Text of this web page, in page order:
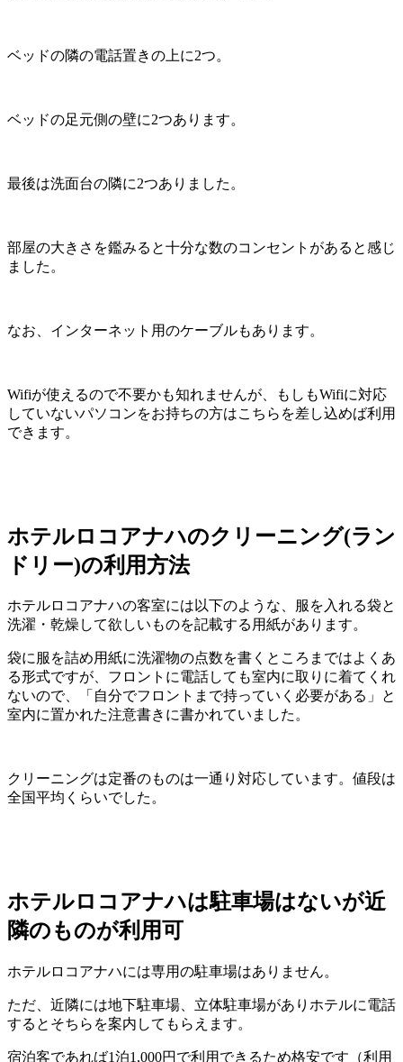
ベッドの隣の電話置きの上に2つ。
ベッドの足元側の壁に2つあります。
最後は洗面台の隣に2つありました。
部屋の大きさを鑑みると十分な数のコンセントがあると感じ
ました。
なお、インターネット用のケーブルもあります。
Wifiが使えるので不要かも知れませんが、もしもWifiに対応
していないパソコンをお持ちの方はこちらを差し込めば利用
できます。
ホテルロコアナハのクリーニング(ラン
ドリー)の利用方法
ホテルロコアナハの客室には以下のような、服を入れる袋と
洗濯・乾燥して欲しいものを記載する用紙があります。
袋に服を詰め用紙に洗濯物の点数を書くところまではよくあ
る形式ですが、フロントに電話しても室内に取りに着てくれ
ないので、「自分でフロントまで持っていく必要がある」と
室内に置かれた注意書きに書かれていました。
クリーニングは定番のものは一通り対応しています。値段は
全国平均くらいでした。
ホテルロコアナハは駐車場はないが近
隣のものが利用可
ホテルロコアナハには専用の駐車場はありません。
ただ、近隣には地下駐車場、立体駐車場がありホテルに電話
するとそちらを案内してもらえます。
宿泊客であれば1泊1,000円で利用できるため格安です（利用